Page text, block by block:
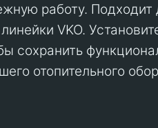
работу. Подходит
VKO.
сохранить
отопительного